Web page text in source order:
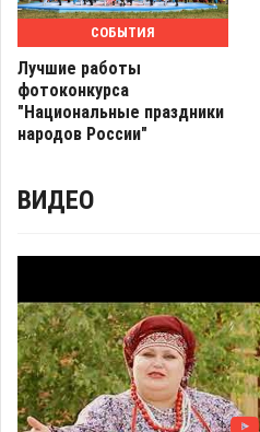
СОБЫТИЯ
Лучшие работы
фотоконкурса
"Национальные праздники
народов России"
ВИДЕО